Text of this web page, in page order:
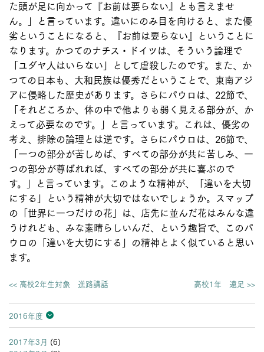
た頭が足に向かって『お前は要らない』とも言えませ
ん。」と言っています。違いにのみ目を向けると、また優
劣ということになると、『お前は要らない』ということに
なります。かつてのナチス・ドイツは、そういう論理で
「ユダヤ人はいらない」として虐殺したのです。また、か
つての日本も、大和民族は優秀だということで、東南アジ
アに侵略した歴史があります。さらにパウロは、22節で、
「それどころか、体の中で他よりも弱く見える部分が、か
えって必要なのです。」と言っています。これは、優劣の
考え、排除の論理とは逆です。さらにパウロは、26節で、
「一つの部分が苦しめば、すべての部分が共に苦しみ、一
つの部分が尊ばれれば、すべての部分が共に喜ぶので
す。」と言っています。このような精神が、「違いを大切
にする」という精神が大切ではないでしょうか。スマップ
の「世界に一つだけの花」は、店先に並んだ花はみんな違
うけれども、みな素晴らしいんだ、という趣旨で、このパ
ウロの「違いを大切にする」の精神とよく似ていると思い
ます。
<< 高校2年生対象 進路講話 高校1年 遠足 >>
2016年度
2026年度
2025年度
2024年度
2023年度
2022年度
2021年度
2020年度
2019年度
2018年度
2017年度
2016年度
2015年度
2014年度
2013年度
2017年3月 (6)